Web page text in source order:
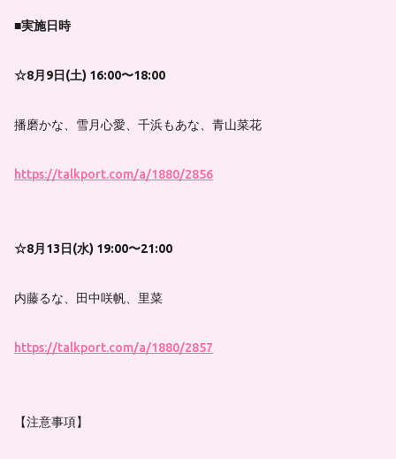
■実施日時
☆8月9日(土) 16:00〜18:00
播磨かな、雪月心愛、千浜もあな、青山菜花
https://talkport.com/a/1880/2856
☆8月13日(水) 19:00〜21:00
内藤るな、田中咲帆、里菜
https://talkport.com/a/1880/2857
【注意事項】